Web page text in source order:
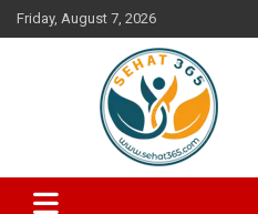
Skip
to
Friday, August 7, 2026
Sehat365
Your's Complete Health Guide